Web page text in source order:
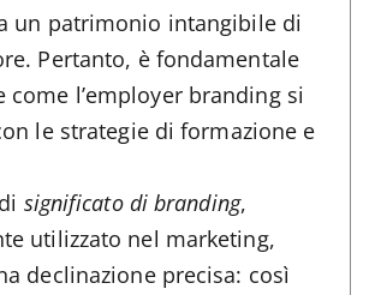
un patrimonio intangibile di
Pertanto, è fondamentale
come l’employer branding si
le strategie di formazione e
significato di branding,
utilizzato nel marketing,
declinazione precisa: così